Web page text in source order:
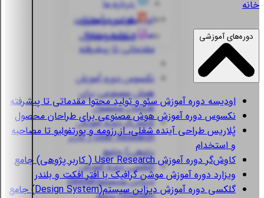
اودیسهدوره آموزش
سئو و تولید محتوا
مقدماتی تا پیشرفته
نکسوسدوره آموزش
هوش مصنوعی برای
طراحان محصول
کاوش‌گردوره آموزش
User Research ( کاربر
پژوهی) جامع
گلکسیدوره آموزش
دیزاین سیستم(Design
درباره ما
قوانین و مقررات
استعلام مدارک
خانه
دوره‌های آموزشی
اودیسهدوره آموزش سئو و تولید محتوا مقدماتی تا پیشرفته
نکسوسدوره آموزش هوش مصنوعی برای طراحان محصول
پُلاریسطراحی آینده شغلی، از رزومه و پورتفولیو تا مصاحبه
و استخدام
کاوش‌گردوره آموزش User Research ( کاربر پژوهی) جامع
ویزارددوره آموزش موشن گرافیک با افتر افکت و بلندر
گلکسیدوره آموزش دیزاین سیستم(Design System) جامع